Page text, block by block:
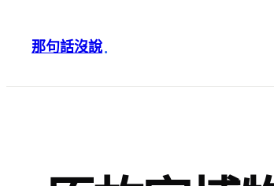
要
那句話沒說·